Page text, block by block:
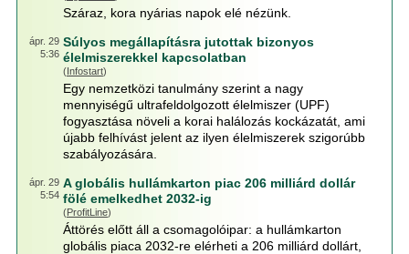
Száraz, kora nyárias napok elé nézünk.
ápr. 29
5:36
Súlyos megállapításra jutottak bizonyos
élelmiszerekkel kapcsolatban
(Infostart)
Egy nemzetközi tanulmány szerint a nagy
mennyiségű ultrafeldolgozott élelmiszer (UPF)
fogyasztása növeli a korai halálozás kockázatát, ami
újabb felhívást jelent az ilyen élelmiszerek szigorúbb
szabályozására.
ápr. 29
5:54
A globális hullámkarton piac 206 milliárd dollár
fölé emelkedhet 2032-ig
(ProfitLine)
Áttörés előtt áll a csomagolóipar: a hullámkarton
globális piaca 2032-re elérheti a 206 milliárd dollárt,